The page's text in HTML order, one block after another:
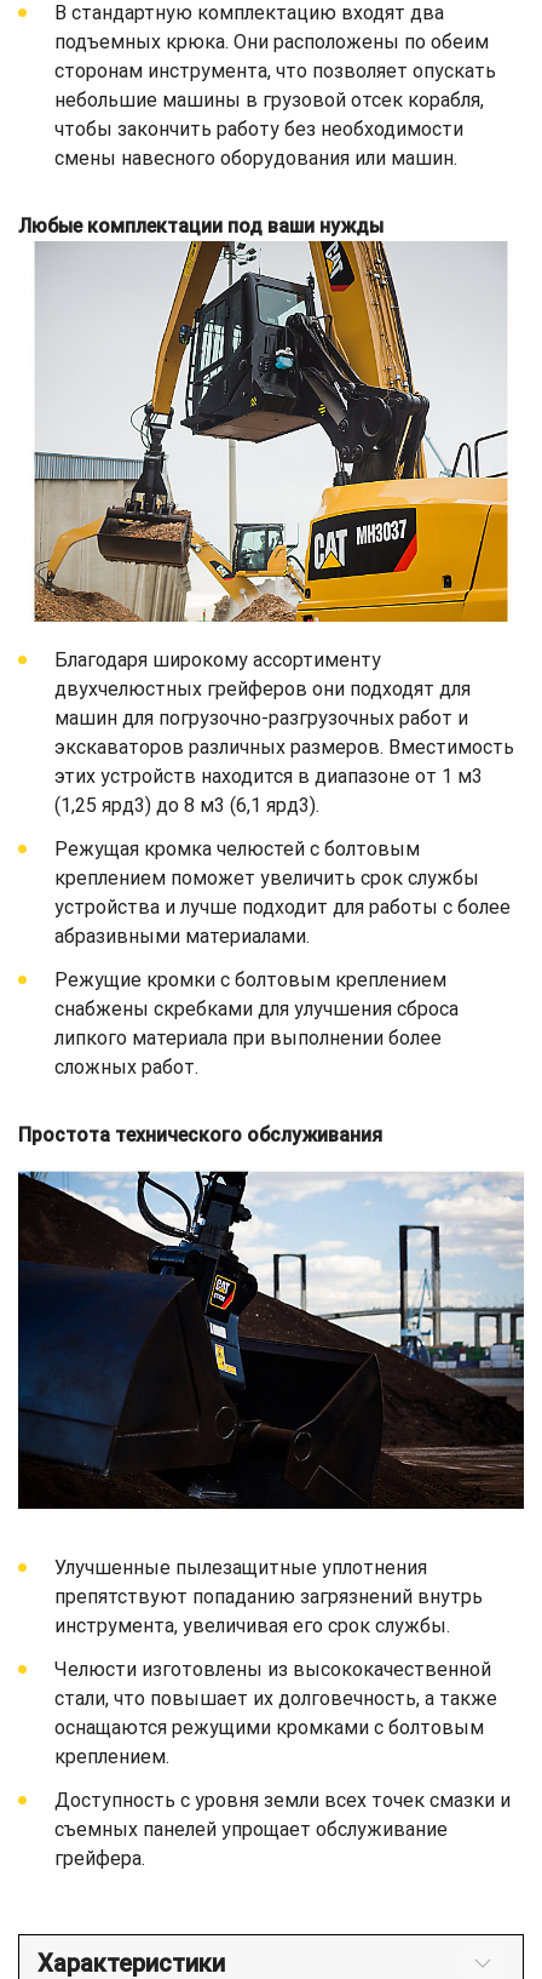
В стандартную комплектацию входят два
подъемных крюка. Они расположены по обеим
сторонам инструмента, что позволяет опускать
небольшие машины в грузовой отсек корабля,
чтобы закончить работу без необходимости
смены навесного оборудования или машин.
Любые комплектации под ваши нужды
Благодаря широкому ассортименту
двухчелюстных грейферов они подходят для
машин для погрузочно-разгрузочных работ и
экскаваторов различных размеров. Вместимость
этих устройств находится в диапазоне от 1 м3
(1,25 ярд3) до 8 м3 (6,1 ярд3).
Режущая кромка челюстей с болтовым
креплением поможет увеличить срок службы
устройства и лучше подходит для работы с более
абразивными материалами.
Режущие кромки с болтовым креплением
снабжены скребками для улучшения сброса
липкого материала при выполнении более
сложных работ.
Простота технического обслуживания
Улучшенные пылезащитные уплотнения
препятствуют попаданию загрязнений внутрь
инструмента, увеличивая его срок службы.
Челюсти изготовлены из высококачественной
стали, что повышает их долговечность, а также
оснащаются режущими кромками с болтовым
креплением.
Доступность с уровня земли всех точек смазки и
съемных панелей упрощает обслуживание
грейфера.
Характеристики